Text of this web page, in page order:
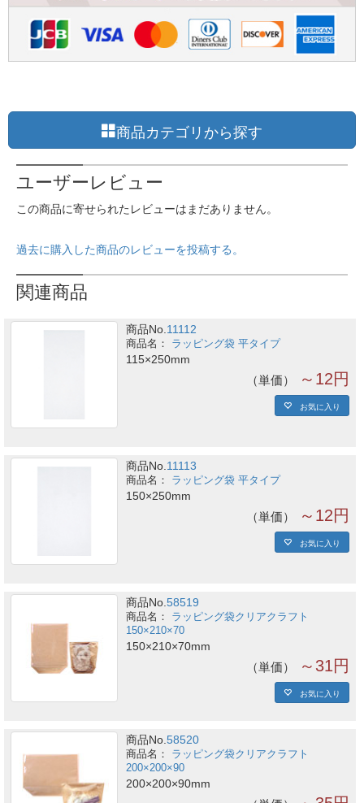
商品カテゴリから探す
ユーザーレビュー
この商品に寄せられたレビューはまだありません。
過去に購入した商品のレビューを投稿する。
関連商品
商品No. 11112
ラッピング袋 平タイプ
115×250mm
単価 ～12円
お気に入り
商品No. 11113
ラッピング袋 平タイプ
150×250mm
単価 ～12円
お気に入り
商品No.58519
ラッピング袋クリアクラフト
150×210×70
150×210×70mm
単価 ～31円
お気に入り
商品No.58520
ラッピング袋クリアクラフト
200×200×90
200×200×90mm